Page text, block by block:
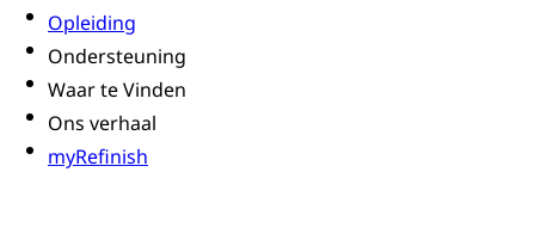
Opleiding
Ondersteuning
Waar te Vinden
Ons verhaal
myRefinish